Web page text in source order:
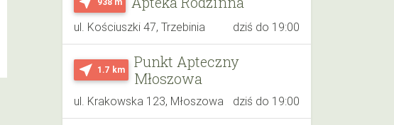
ul. Kościuszki 47, Trzebinia dziś do 19:00
near_me 1.7 km
Punkt Apteczny
Młoszowa
ul. Krakowska 123, Młoszowa dziś do 19:00